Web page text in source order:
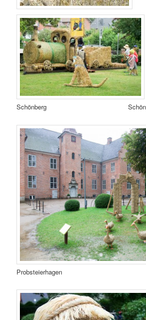
Schönberg
Probsteierhagen